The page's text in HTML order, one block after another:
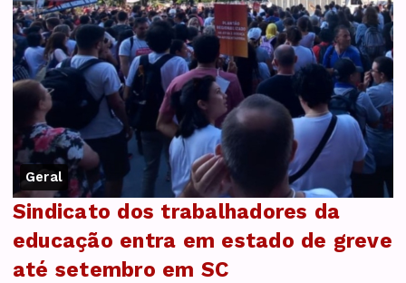
Geral
Sindicato dos trabalhadores da
educação entra em estado de greve
até setembro em SC